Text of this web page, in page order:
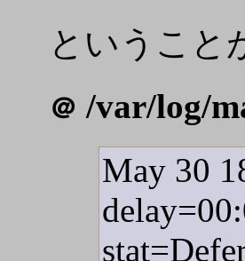
ということ
＠ /var/log/
May 30